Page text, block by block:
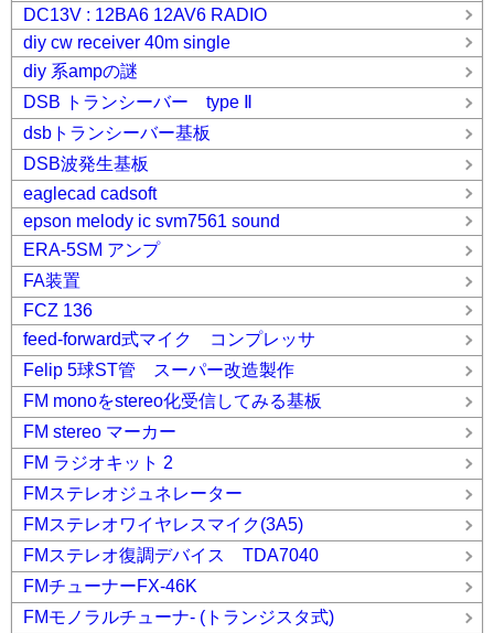
DC13V : 12BA6 12AV6 RADIO
diy cw receiver 40m single
diy 系ampの謎
DSB トランシーバー type Ⅱ
dsbトランシーバー基板
DSB波発生基板
eaglecad cadsoft
epson melody ic svm7561 sound
ERA-5SM アンプ
FA装置
FCZ 136
feed-forward式マイク コンプレッサ
Felip 5球ST管 スーパー改造製作
FM monoをstereo化受信してみる基板
FM stereo マーカー
FM ラジオキット 2
FMステレオジュネレーター
FMステレオワイヤレスマイク(3A5)
FMステレオ復調デバイス TDA7040
FMチューナーFX-46K
FMモノラルチューナ- (トランジスタ式)